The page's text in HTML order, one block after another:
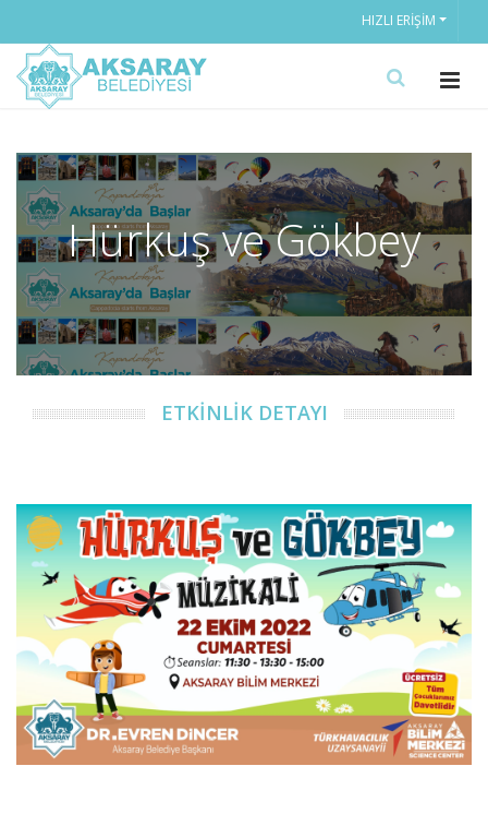
HIZLI ERIŞIM
Hürkuş ve Gökbey
ETKİNLİK DETAYI